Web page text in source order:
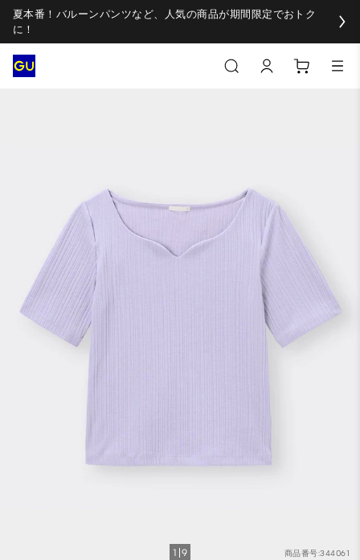
夏本番！バルーンパンツなど、人気の商品が期間限定でおトク
に！
商品番号:344061
1 9